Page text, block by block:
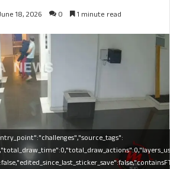
18, 2026 0 1 minute read